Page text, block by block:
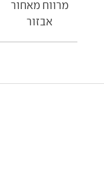
מרווח מאחור
אבזור